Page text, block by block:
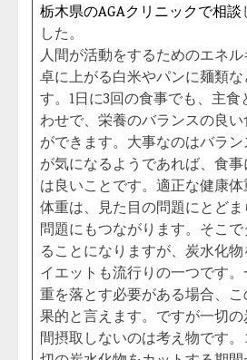
栃木県のAGAクリニックで相談
した。
人間が活動をするためのエネ
卓に上がる白米やパンに麺類
す。1日に3回の食事でも、主
わせで、栄養のバランスの良
ができます。大事なのはバラ
が気になるようであれば、食
は良いことです。適正な健康
体重は、見た目の問題にとど
問題にもつながります。そこ
ることになりますが、炭水化
イエットも流行りの一つです
重を落とす必要がある場合、
果的と言えます。ですが一切
間摂取しないのは考え物です